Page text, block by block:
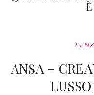
ANSA –
LUSSO